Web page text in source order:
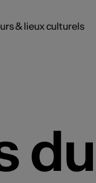
& lieux culturels